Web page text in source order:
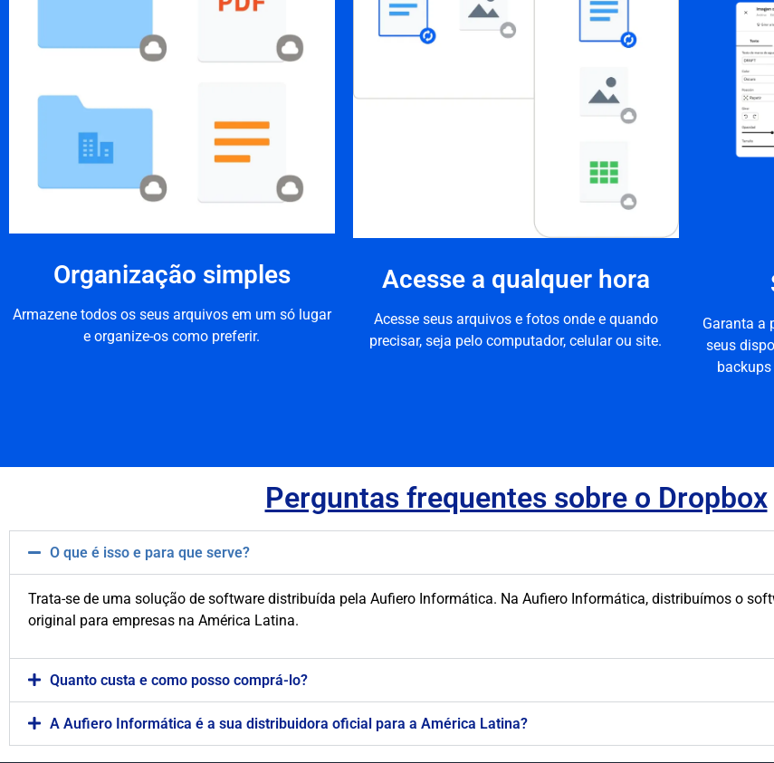
Organização simples
Armazene todos os seus arquivos em um só lugar
e organize-os como preferir.
Acesse a qualquer hora
Acesse seus arquivos e fotos onde e quando
precisar, seja pelo computador, celular ou site.
Garanta a
seus
Perguntas frequentes sobre o Dropbox
O que é isso e para que serve?
Trata-se de uma solução de software distribuída pela Aufiero Informática. Na Aufiero Informática, distribuímos o
original para empresas na América Latina.
Quanto custa e como posso comprá-lo?
A Aufiero Informática é a sua distribuidora oficial para a América Latina?